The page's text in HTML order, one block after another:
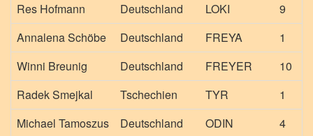
Res Hofmann Deutschland LOKI
9
Annalena Schöbe
Deutschland FREYA
1
Winni Breunig
Deutschland FREYER
10
Radek Smejkal
Tschechien TYR
1
Michael Tamoszus
Deutschland ODIN
4